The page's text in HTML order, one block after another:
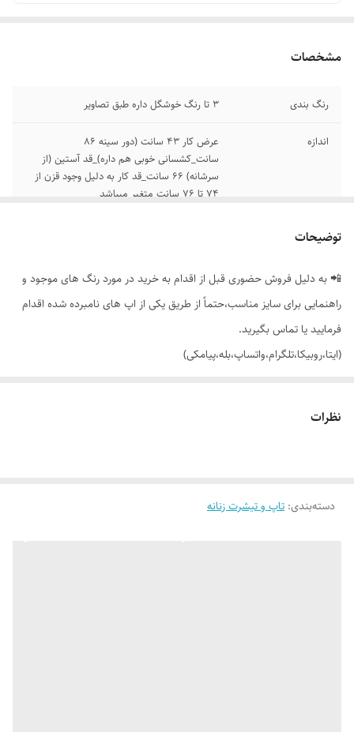
مشخصات
رنگ بندی 3 تا رنگ خوشگل داره طبق تصاویر
اندازه
عرض کار 43 سانت (دور سینه 86
سانت_کشسانی خوبی هم داره)_قد آستین (از
سرشانه) 66 سانت_قد کار به دلیل وجود قزن از
74 تا 76 سانت متغیر میباشد
توضیحات
📲 به دلیل فروش حضوری قبل از اقدام به خرید در مورد رنگ های موجود و
راهنمایی برای سایز مناسب،حتماً از طریق یکی از اپ های نامبرده شده اقدام
فرمایید یا تماس بگیرید.
(ایتا،روبیکا،تلگرام،واتساپ،بله،پیامکی)
🎨رنگ بندیش: سه رنگ شیک قهوه‌ای، کرم و طوسی طبق تصاویر
نظرات
دسته‌بندی: تاپ و تیشرت زنانه